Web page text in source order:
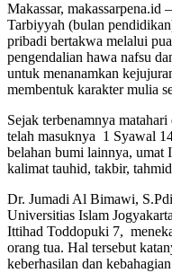
Makassar, makassarpena.id
Tarbiyyah (bulan
pribadi bertakwa melalui
pengendalian hawa nafsu
untuk menanamkan
membentuk karakter mulia
Sejak terbenamnya
telah masuknya 1 Syawal
belahan bumi lainnya, umat
kalimat tauhid, takbir,
Dr. Jumadi Al Bimawi,
Universitias Islam
Ittihad Toddopuki 7,
orang tua. Hal tersebut
keberhasilan dan